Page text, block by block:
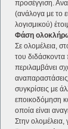
προσέγγιση.
(ανάλογα με το
λογισμικού)
Φάση
Σε ολομέλεια,
του διδάσκοντα
περιλαμβάνει
συγκρίσεις με
εποικοδόμηση
οποία είναι
Στην ολομέλεια,